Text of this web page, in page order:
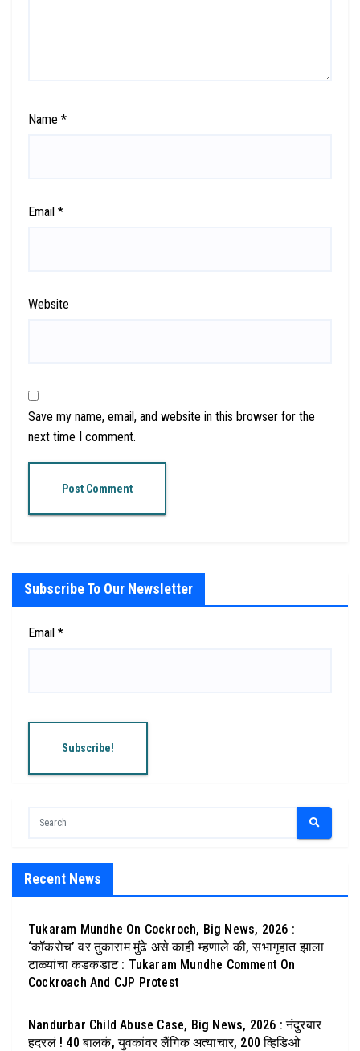
Name *
Email *
Website
Save my name, email, and website in this browser for the
next time I comment.
Subscribe To Our Newsletter
Email *
Recent News
Tukaram Mundhe On Cockroch, Big News, 2026 :
‘कॉकरोच’ वर तुकाराम मुंढे असे काही म्हणाले की, सभागृहात झाला
टाळ्यांचा कडकडाट : Tukaram Mundhe Comment On
Cockroach And CJP Protest
Nandurbar Child Abuse Case, Big News, 2026 : नंदुरबार
हदरलं ! 40 बालकं, युवकांवर लैंगिक अत्याचार, 200 व्हिडिओ